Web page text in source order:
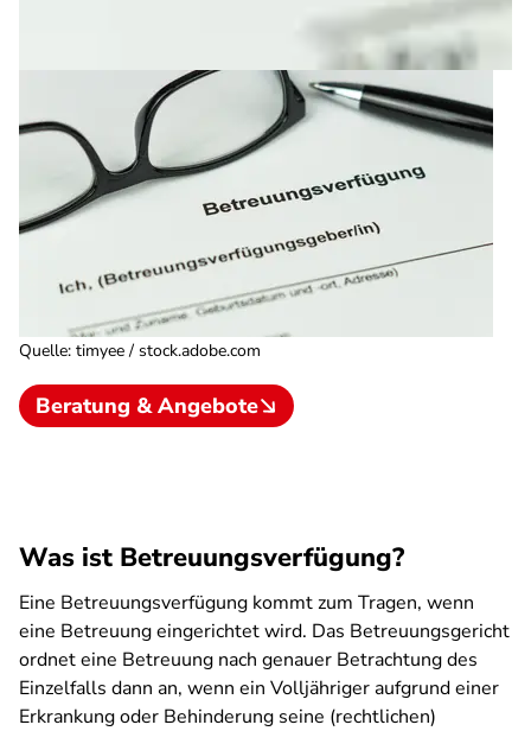
Quelle: timyee / stock.adobe.com
Beratung & Angebote
Was ist Betreuungsverfügung?
Eine Betreuungsverfügung kommt zum Tragen, wenn
eine Betreuung eingerichtet wird. Das Betreuungsgericht
ordnet eine Betreuung nach genauer Betrachtung des
Einzelfalls dann an, wenn ein Volljähriger aufgrund einer
Erkrankung oder Behinderung seine (rechtlichen)